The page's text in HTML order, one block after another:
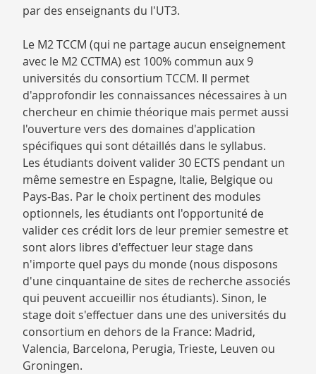
par des enseignants du l'UT3.
Le M2 TCCM (qui ne partage aucun enseignement
avec le M2 CCTMA) est 100% commun aux 9
universités du consortium TCCM. Il permet
d'approfondir les connaissances nécessaires à un
chercheur en chimie théorique mais permet aussi
l'ouverture vers des domaines d'application
spécifiques qui sont détaillés dans le syllabus.
Les étudiants doivent valider 30 ECTS pendant un
même semestre en Espagne, Italie, Belgique ou
Pays-Bas. Par le choix pertinent des modules
optionnels, les étudiants ont l'opportunité de
valider ces crédit lors de leur premier semestre et
sont alors libres d'effectuer leur stage dans
n'importe quel pays du monde (nous disposons
d'une cinquantaine de sites de recherche associés
qui peuvent accueillir nos étudiants). Sinon, le
stage doit s'effectuer dans une des universités du
consortium en dehors de la France: Madrid,
Valencia, Barcelona, Perugia, Trieste, Leuven ou
Groningen.